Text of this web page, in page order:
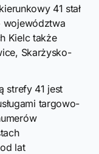
41 stał
województwa
Kielc także
Skarżysko-
strefy 41 jest
targowo-
lat